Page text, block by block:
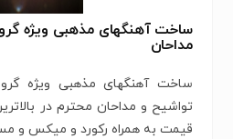
ساخت آهنگهای مذهبی ویژه
مداحان
ساخت آهنگهای مذهبی ویژه
تواشیح و مداحان محترم در
قیمت به همراه رکورد و میکس و